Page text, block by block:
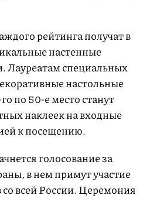
рейтинга получат в
настенные
Лауреатам специальных
настольные
по 50-е место станут
наклеек на входные
к посещению.
голосование за
в нем примут участие
со всей России. Церемония